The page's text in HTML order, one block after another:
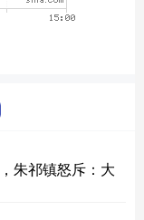
朱祁镇怒斥：大